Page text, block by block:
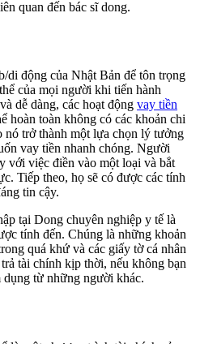
quan đến bác sĩ dong.
di động của Nhật Bản để tôn trọng
của mọi người khi tiến hành
dễ dàng, các hoạt động vay tiền
hoàn toàn không có các khoản chi
nó trở thành một lựa chọn lý tưởng
vay tiền nhanh chóng. Người
với việc điền vào một loại và bắt
Tiếp theo, họ sẽ có được các tính
tin cậy.
tại Dong chuyên nghiệp y tế là
tính đến. Chúng là những khoản
quá khứ và các giấy tờ cá nhân
tài chính kịp thời, nếu không bạn
dụng từ những người khác.